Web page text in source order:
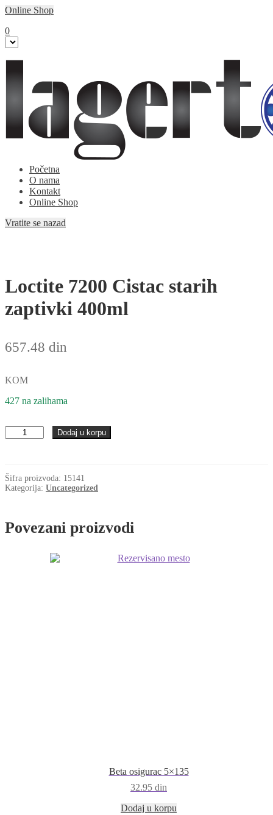
Online Shop
0
Početna
O nama
Kontakt
Online Shop
Vratite se nazad
Loctite 7200 Cistac starih
zaptivki 400ml
657.48 din
KOM
427 na zalihama
Loctite
7200
zaptivki
400ml
Dodaj u korpu
Šifra proizvoda: 15141
Kategorija: Uncategorized
Povezani proizvodi
Beta osigurac 5×135
32.95 din
Dodaj u korpu